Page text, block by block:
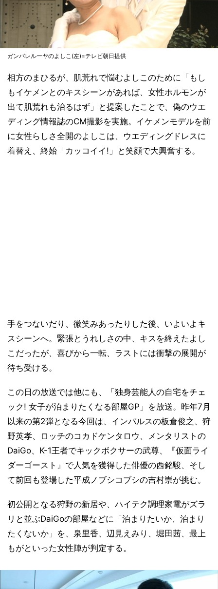
ガンバレルーヤのよしこ(左)=テレビ朝日提供
相方のまひるが、肌荒れで悩むよしこのために「もし
もイケメンとのキスシーンがあれば、女性ホルモンが
出て肌荒れも治るはず」と提案したことで、偽のウエ
ディング情報誌のCM撮影を実施。イケメンモデルを前
に女性らしさ全開のよしこは、ウエディングドレスに
着替え、終始「カッコイイ!」と笑顔で大興奮する。
手をつないだり、微笑みあったりした後、いよいよキ
スシーンへ。緊張とうれしさの中、キスを終えたよし
こだったが、喜びから一転、ラストには衝撃の展開が
待ち受ける。
この日の放送では他にも、「独身芸能人の自宅をチェ
ック! 女子が泊まりたくなる部屋GP」を放送。昨年7月
以来の第2弾となる今回は、インパルスの板倉俊之、狩
野英孝、ロッチのコカドケンタロウ、メンタリストの
DaiGo、K-1王者でキックボクサーの武尊、『仮面ライ
ダーゴースト』で人気を獲得した俳優の西銘駿、そし
て前回も登場した平成ノブシコブシの吉村崇が挑む。
初公開となる狩野の新居や、ハイテク調理家電がズラ
リと並ぶDaiGoの部屋などに「泊まりたいか、泊まり
たくないか」を、泉里香、辺見えみり、堀田茜、最上
もがといった女性陣が判定する。